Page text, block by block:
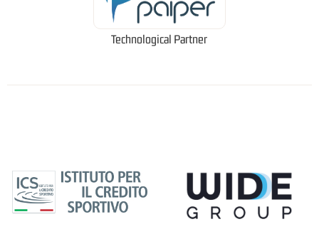
Technological Partner